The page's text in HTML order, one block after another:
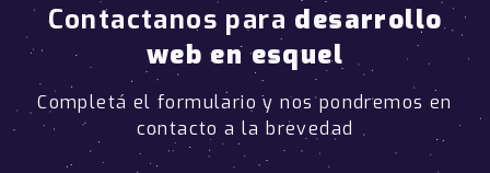
Contactanos para desarrollo
web en esquel
Completá el formulario y nos pondremos en
contacto a la brevedad